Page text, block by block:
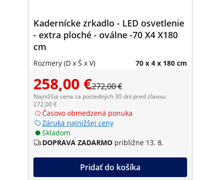
Kadernícke zrkadlo - LED osvetlenie
- extra ploché - oválne -70 X4 X180
cm
Rozmery (D x Š x V) 70 x 4 x 180 cm
258,00 €272,00 €
Najnižšia cena za posledných 30 dní pred zľavou:
272,00 €
Časovo obmedzená ponuka
Záruka najnižšej ceny
Skladom
DOPRAVA ZADARMO približne 13. 8.
Pridať do košíka